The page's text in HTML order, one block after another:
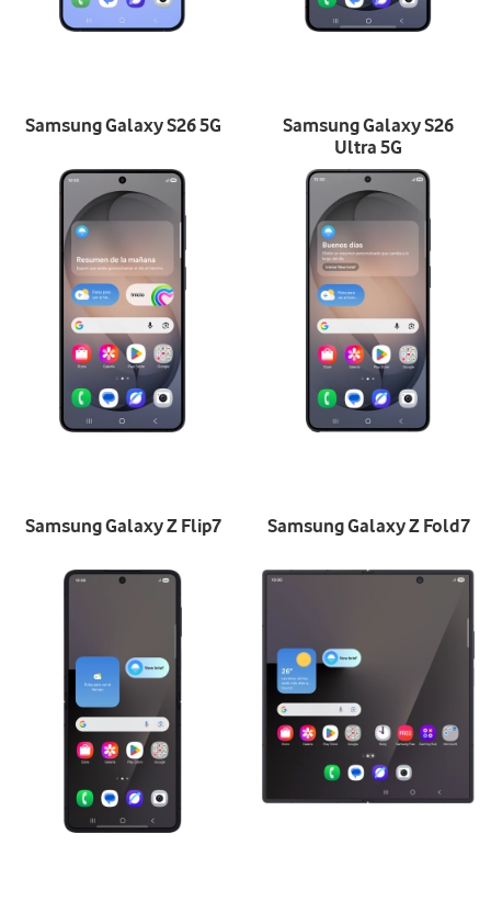
Samsung Galaxy S26 5G
Samsung Galaxy S26
Ultra 5G
Samsung Galaxy Z Flip7 Samsung Galaxy Z Fold7